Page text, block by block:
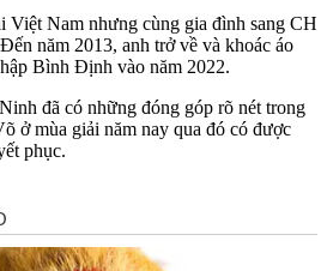
Việt Nam nhưng cùng gia đình sang CH
năm 2013, anh trở về và khoác áo
Bình Định vào năm 2022.
đã có những đóng góp rõ nét trong
ở mùa giải năm nay qua đó có được
phục.